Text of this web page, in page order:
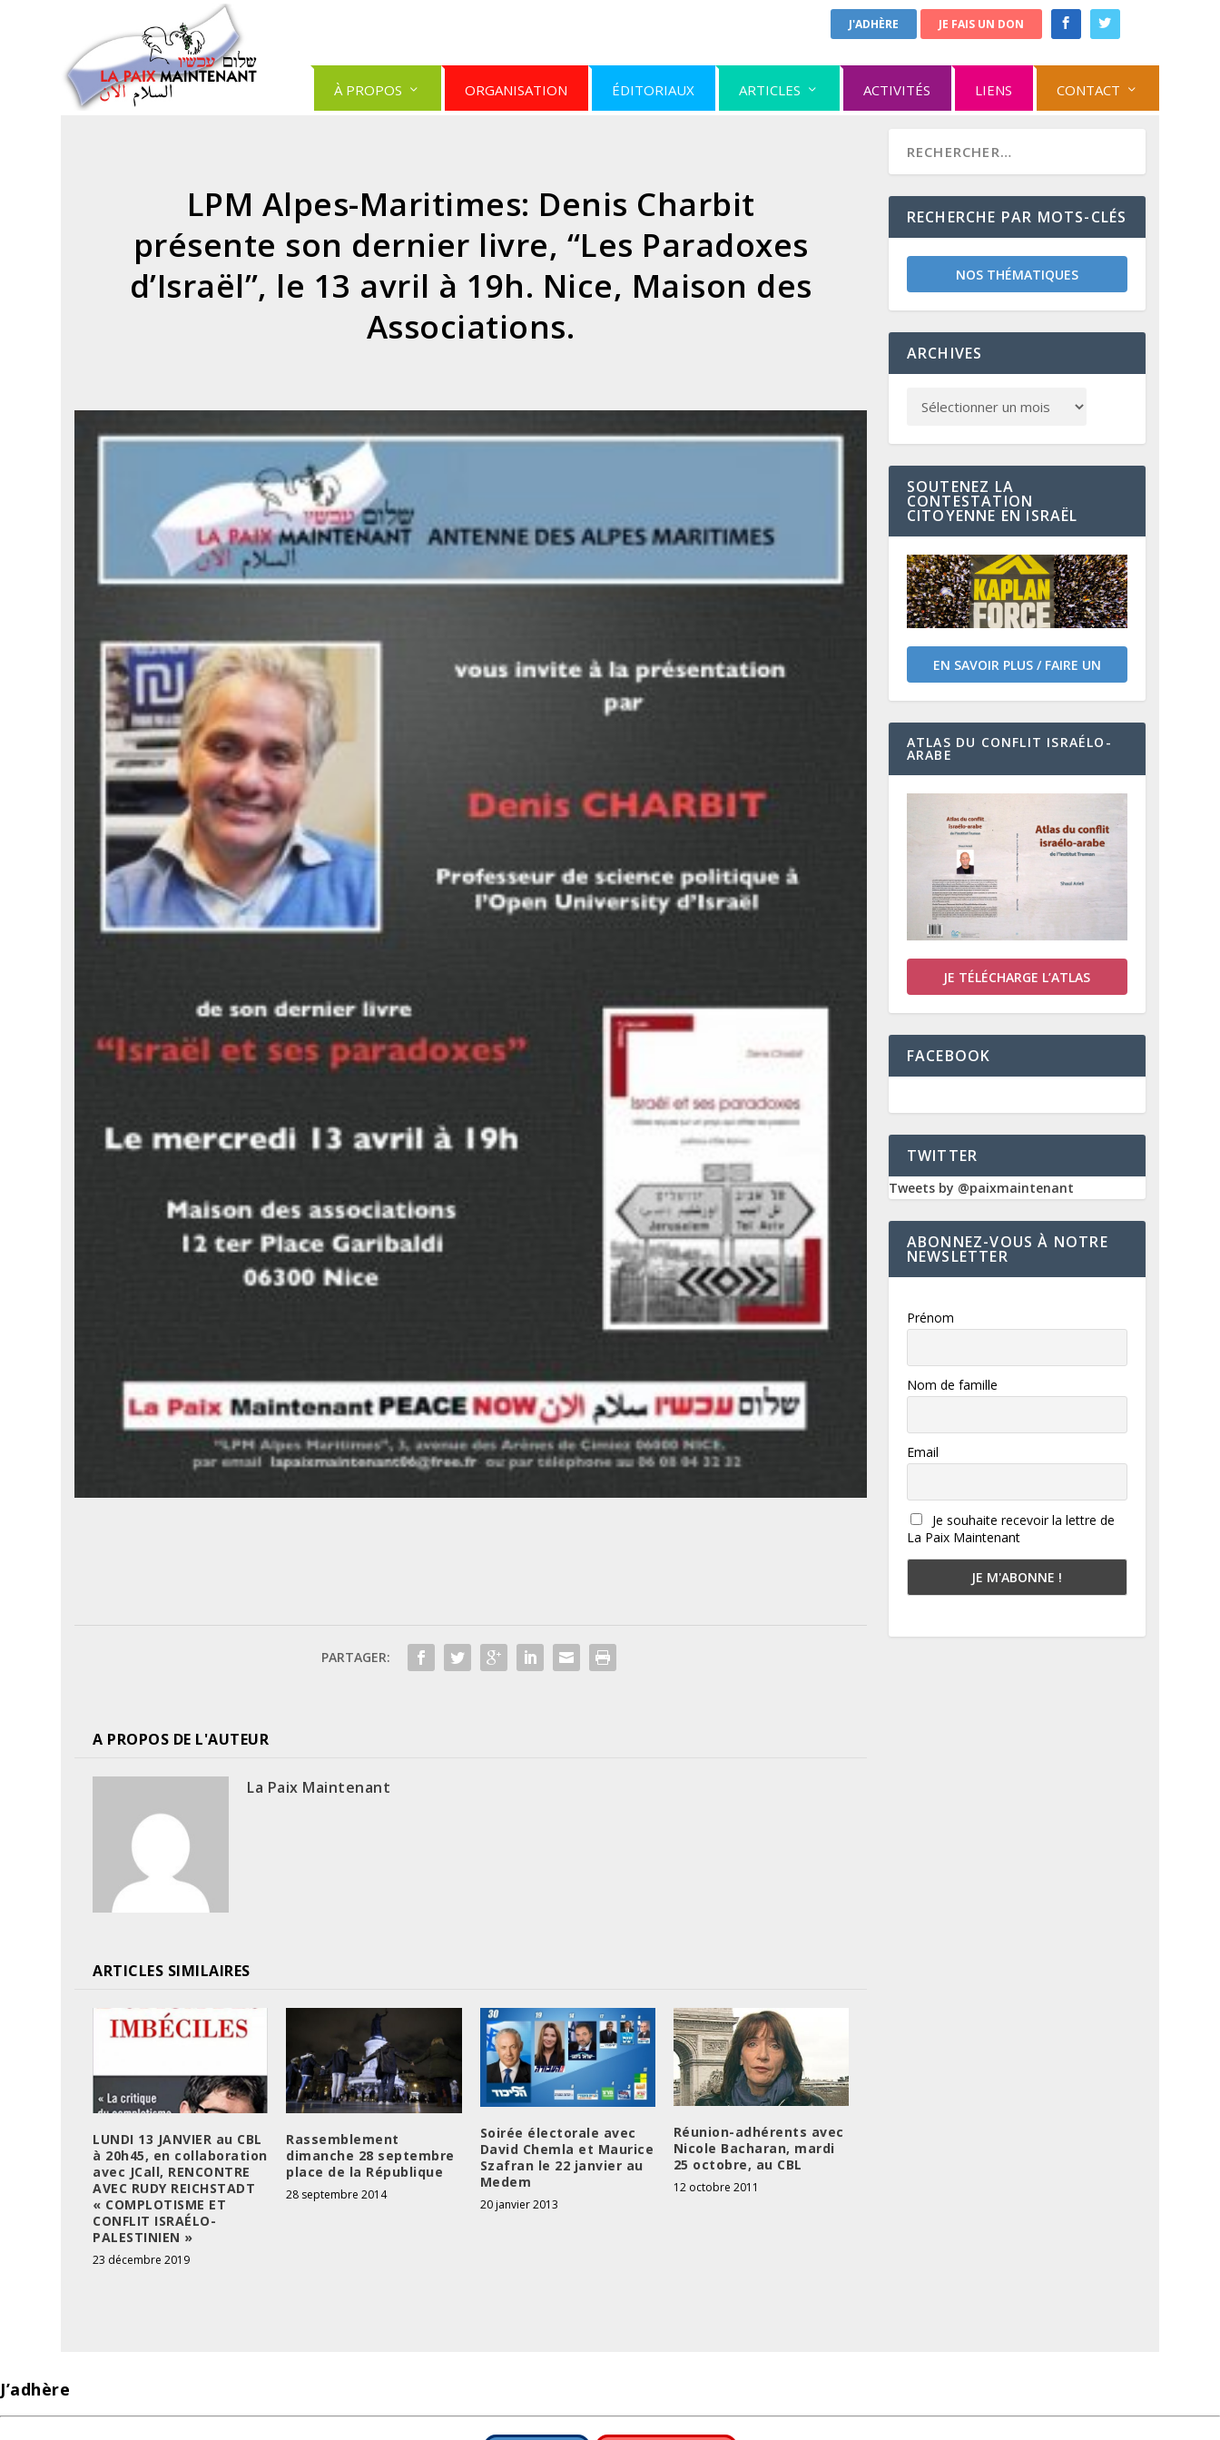
J'ADHÈRE JE FAIS UN DON
À PROPOS ORGANISATION ÉDITORIAUX ARTICLES ACTIVITÉS LIENS CONTACT
LPM Alpes-Maritimes: Denis Charbit
présente son dernier livre, “Les Paradoxes
d’Israël”, le 13 avril à 19h. Nice, Maison des
Associations.
PARTAGER:
A PROPOS DE L'AUTEUR
La Paix Maintenant
ARTICLES SIMILAIRES
LUNDI 13 JANVIER au CBL
à 20h45, en collaboration
avec JCall, RENCONTRE
AVEC RUDY REICHSTADT
« COMPLOTISME ET
CONFLIT ISRAÉLO-
PALESTINIEN »
23 décembre 2019
Rassemblement
dimanche 28 septembre
place de la République
28 septembre 2014
Soirée électorale avec
David Chemla et Maurice
Szafran le 22 janvier au
Medem
20 janvier 2013
Réunion-adhérents avec
Nicole Bacharan, mardi
25 octobre, au CBL
12 octobre 2011
RECHERCHE PAR MOTS-CLÉS
NOS THÉMATIQUES
ARCHIVES
SOUTENEZ LA
CONTESTATION
CITOYENNE EN ISRAËL
EN SAVOIR PLUS / FAIRE UN
DON
ATLAS DU CONFLIT ISRAÉLO-
ARABE
JE TÉLÉCHARGE L’ATLAS
FACEBOOK
TWITTER
Tweets by @paixmaintenant
ABONNEZ-VOUS À NOTRE
NEWSLETTER
Prénom
Nom de famille
Email
Je souhaite recevoir la lettre de
La Paix Maintenant
J’adhère